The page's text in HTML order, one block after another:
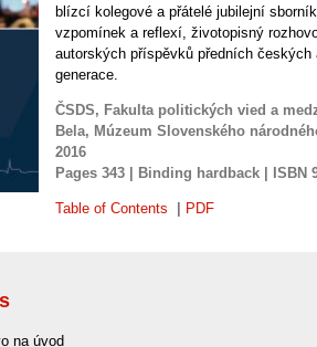
blízcí kolegové a přátelé jubilejní
vzpomínek a reflexí, životopisný
autorských příspěvků předních
generace.
ČSDS, Fakulta politických vied a
Bela, Múzeum Slovenského
2016
Pages 343 | Binding hardback | ISBN
Table of Contents PDF
na úvod